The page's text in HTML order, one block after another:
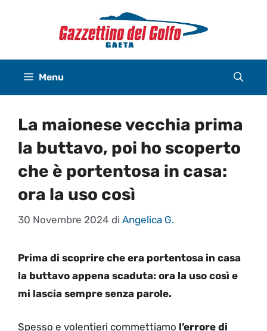
Menu
La maionese vecchia prima
la buttavo, poi ho scoperto
che è portentosa in casa:
ora la uso così
30 Novembre 2024 di Angelica G.
Prima di scoprire che era portentosa in casa
la buttavo appena scaduta: ora la uso così e
mi lascia sempre senza parole.
Spesso e volentieri commettiamo l’errore di